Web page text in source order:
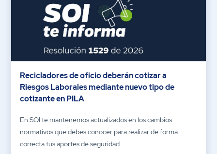
Recicladores de oficio deberán cotizar a
Riesgos Laborales mediante nuevo tipo de
cotizante en PILA
En SOI te mantenemos actualizados en los cambios
normativos que debes conocer para realizar de forma
correcta tus aportes de seguridad ...